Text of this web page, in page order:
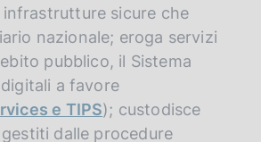
sicure che
nazionale; eroga servizi
pubblico, il Sistema
a favore
e TIPS); custodisce
gestiti dalle procedure